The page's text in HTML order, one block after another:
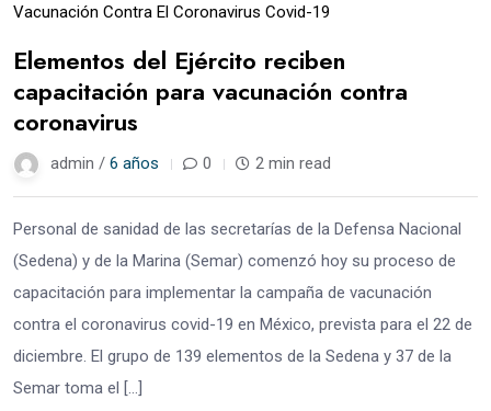
Vacunación Contra El Coronavirus Covid-19
Elementos del Ejército reciben
capacitación para vacunación contra
coronavirus
admin / 6 años 0 2 min read
Personal de sanidad de las secretarías de la Defensa Nacional
(Sedena) y de la Marina (Semar) comenzó hoy su proceso de
capacitación para implementar la campaña de vacunación
contra el coronavirus covid-19 en México, prevista para el 22 de
diciembre. El grupo de 139 elementos de la Sedena y 37 de la
Semar toma el […]